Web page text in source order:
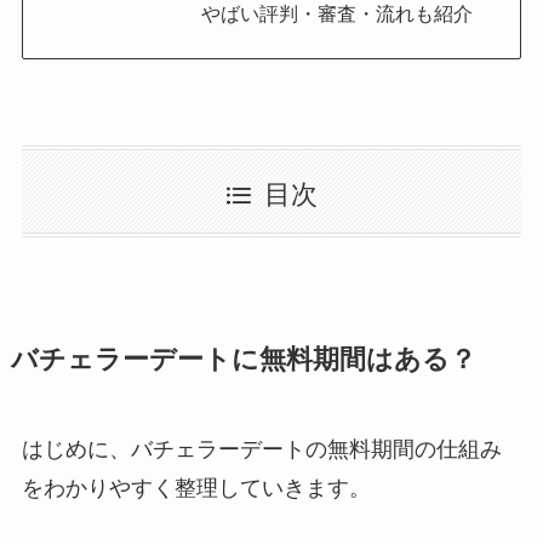
やばい評判・審査・流れも紹介
目次
バチェラーデートに無料期間はある？
はじめに、バチェラーデートの無料期間の仕組み
をわかりやすく整理していきます。